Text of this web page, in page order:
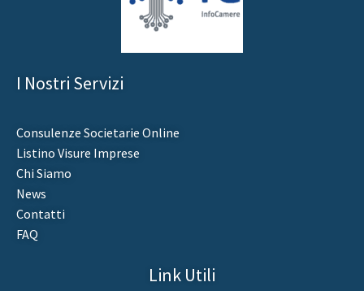
I Nostri Servizi
Consulenze Societarie Online
Listino Visure Imprese
Chi Siamo
News
Contatti
FAQ
Link Utili